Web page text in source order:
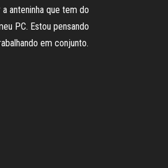
anteninha que tem do
PC. Estou pensando
em conjunto.